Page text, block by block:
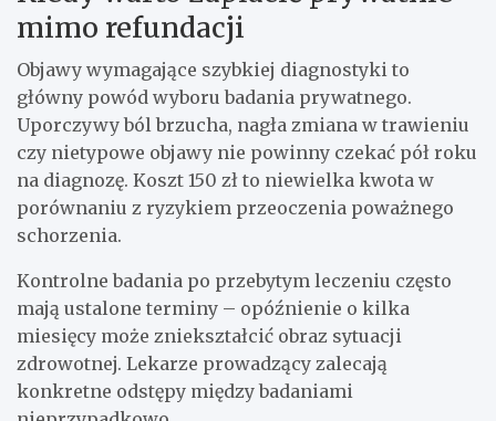
mimo refundacji
Objawy wymagające szybkiej diagnostyki to
główny powód wyboru badania prywatnego.
Uporczywy ból brzucha, nagła zmiana w trawieniu
czy nietypowe objawy nie powinny czekać pół roku
na diagnozę. Koszt 150 zł to niewielka kwota w
porównaniu z ryzykiem przeoczenia poważnego
schorzenia.
Kontrolne badania po przebytym leczeniu często
mają ustalone terminy – opóźnienie o kilka
miesięcy może zniekształcić obraz sytuacji
zdrowotnej. Lekarze prowadzący zalecają
konkretne odstępy między badaniami